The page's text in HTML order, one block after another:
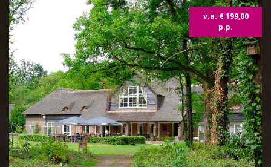
v.a. € 199,00
p.p.
Topdeal